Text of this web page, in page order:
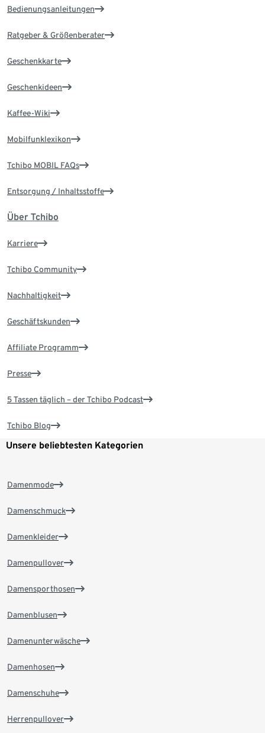
Bedienungsanleitungen
Ratgeber & Größenberater
Geschenkkarte
Geschenkideen
Kaffee-Wiki
Mobilfunklexikon
Tchibo MOBIL FAQs
Entsorgung / Inhaltsstoffe
Über Tchibo
Karriere
Tchibo Community
Nachhaltigkeit
Geschäftskunden
Affiliate Programm
Presse
5 Tassen täglich – der Tchibo Podcast
Tchibo Blog
Unsere beliebtesten Kategorien
Damenmode
Damenschmuck
Damenkleider
Damenpullover
Damensporthosen
Damenblusen
Damenunterwäsche
Damenhosen
Damenschuhe
Herrenpullover